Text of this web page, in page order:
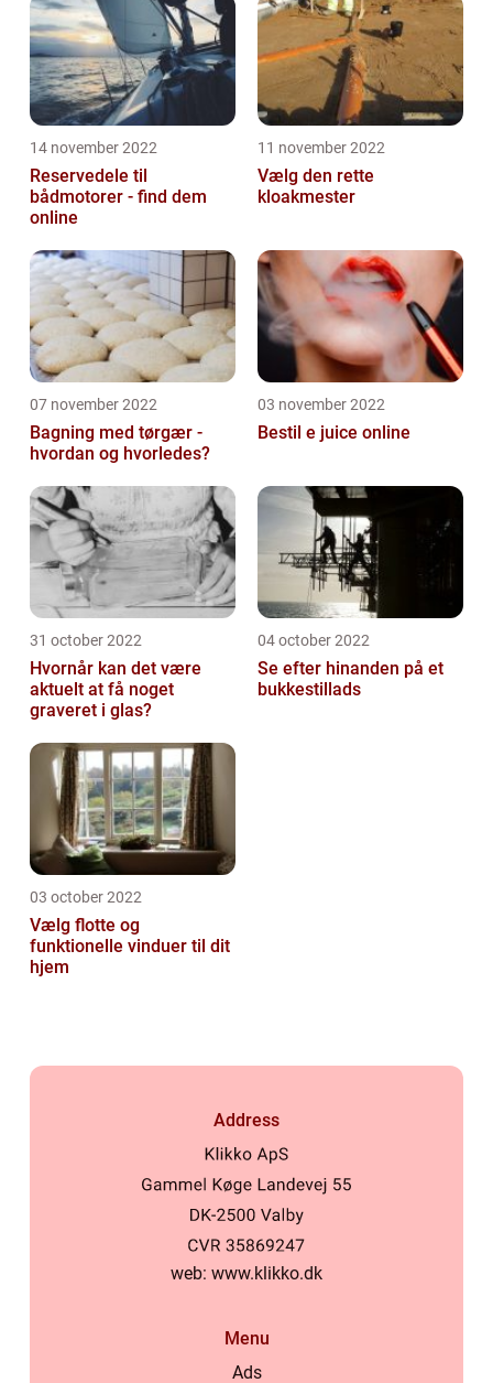
14 november 2022
Reservedele til
bådmotorer - find dem
online
11 november 2022
Vælg den rette
kloakmester
07 november 2022
Bagning med tørgær -
hvordan og hvorledes?
03 november 2022
Bestil e juice online
31 october 2022
Hvornår kan det være
aktuelt at få noget
graveret i glas?
04 october 2022
Se efter hinanden på et
bukkestillads
03 october 2022
Vælg flotte og
funktionelle vinduer til dit
hjem
Address
web: www.klikko.dk
Menu
Ads